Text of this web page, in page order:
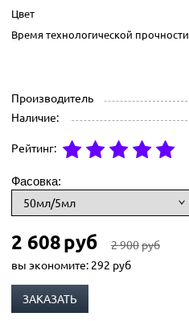
Цвет
Время технологической прочности
Производитель
Наличие:
Рейтинг:
Фасовка:
2 608руб 2 900руб
вы экономите: 292 руб
ЗАКАЗАТЬ